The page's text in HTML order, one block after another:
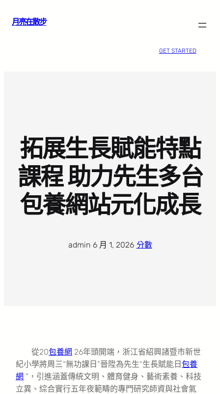
月亮在散步
GET STARTED
拓展生長賦能特點
課程 助力先生多台
包養網站元化成長
admin· 6 月 1, 2026· 分數
從20包養網 26年頭開端，浙江省紹興諸暨市新世
紀小學將周三“無功課日”晉陞為先生“生長賦能日 包養
網 ”，引進涵蓋傳統文明、體育健身、藝術素養、科技
立異、綜合實行五年夜範疇的專門研究師資與社會氣